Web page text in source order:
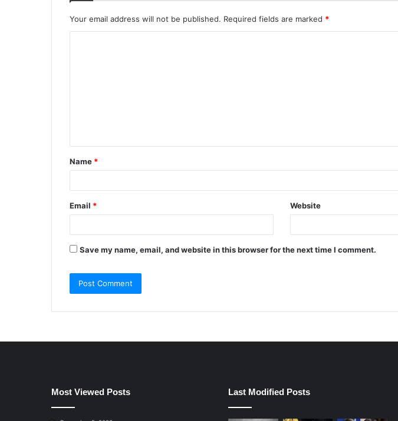
Your email address will not be published. Required fields are marked *
t
*
Name *
Email * Website
Save my name, email, and website in this browser for the next time I comment.
Most Viewed Posts Last Modified Posts